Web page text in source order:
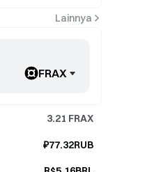
Lainnya
FRAX
3.21 FRAX
₽77.32RUB